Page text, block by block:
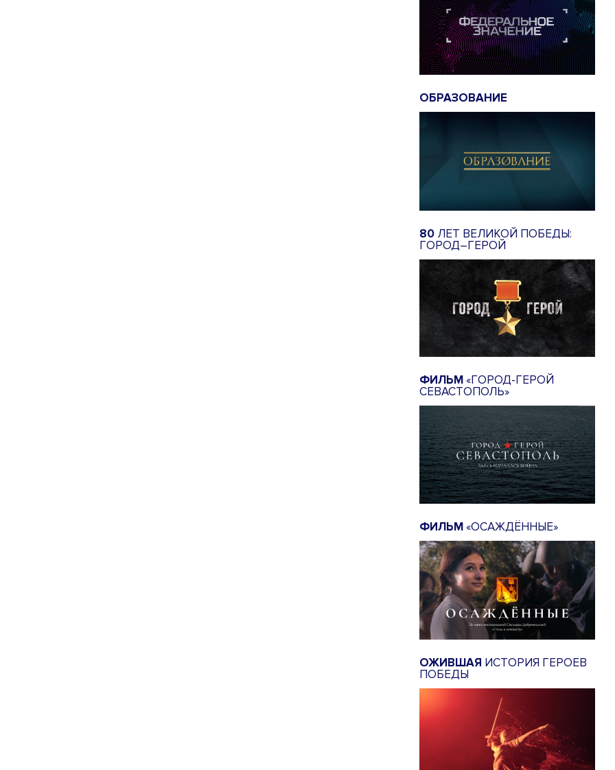
ОБРАЗОВАНИЕ
80 ЛЕТ ВЕЛИКОЙ ПОБЕДЫ:
ГОРОД–ГЕРОЙ
ФИЛЬМ«ГОРОД-ГЕРОЙ
СЕВАСТОПОЛЬ»
ФИЛЬМ«ОСАЖДЁННЫЕ»
ОЖИВШАЯ ИСТОРИЯ ГЕРОЕВ
ПОБЕДЫ